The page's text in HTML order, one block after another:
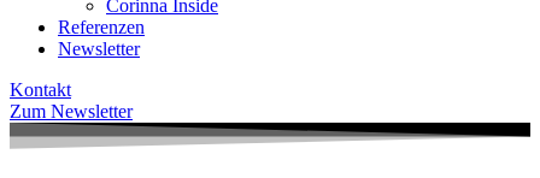
Corinna Inside
Referenzen
Newsletter
Kontakt
Zum Newsletter